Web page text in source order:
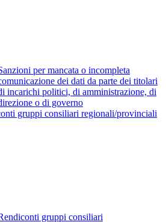
per mancata o incompleta
dei dati da parte dei titolari
incarichi politici, di amministrazione, di
o di governo
gruppi consiliari regionali/provinciali
gruppi consiliari